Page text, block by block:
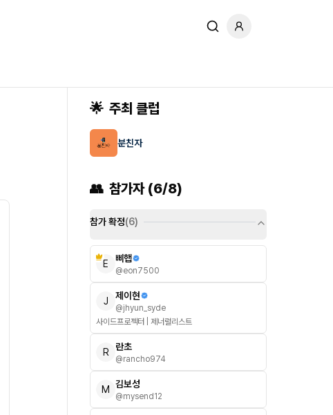
🌟 주최 클럽
분친자
👥 참가자 (6/8)
참가 확정(6)
E 삐햅
@eon7500
J 제이현
@jhyun_syde
사이드프로젝터 | 제너럴리스트
R 란초
@rancho974
M 김보성
@mysend12